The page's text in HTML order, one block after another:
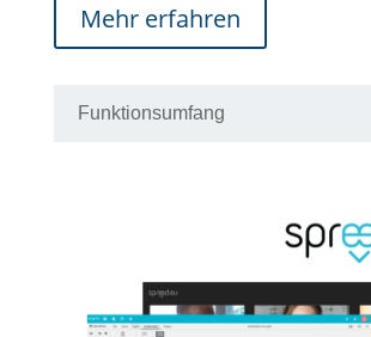
Mehr erfahren
Funktionsumfang